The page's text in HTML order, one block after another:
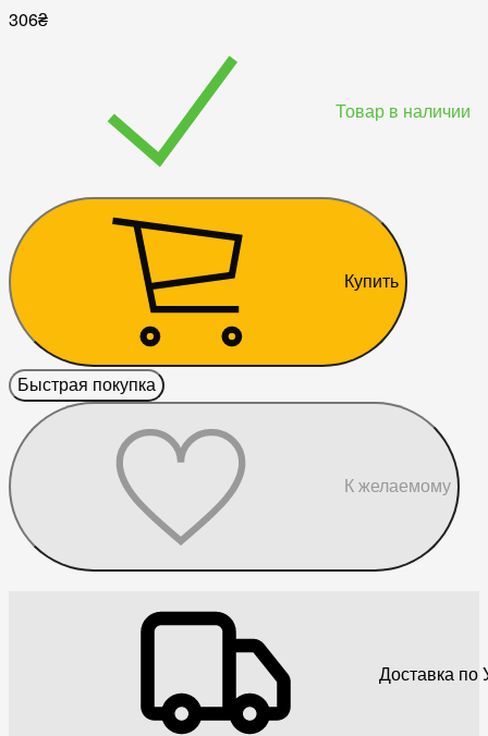
306₴
Товар в наличии
Купить
Быстрая покупка
К желаемому
Доставка по